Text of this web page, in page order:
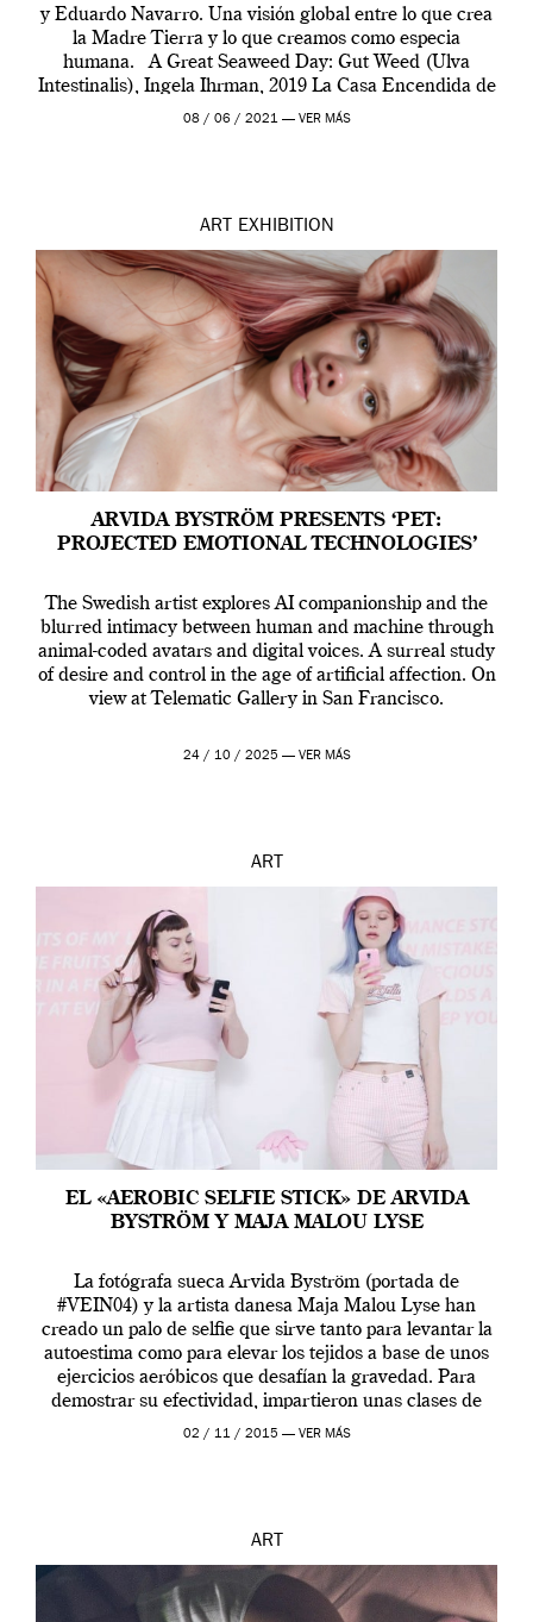
y Eduardo Navarro. Una visión global entre lo que crea
la Madre Tierra y lo que creamos como especia
humana. A Great Seaweed Day: Gut Weed (Ulva
Intestinalis), Ingela Ihrman, 2019 La Casa Encendida de
Madrid y la Wellcome […]
08 / 06 / 2021 — VER MÁS
ART EXHIBITION
ARVIDA BYSTRÖM PRESENTS ‘PET:
PROJECTED EMOTIONAL TECHNOLOGIES’
The Swedish artist explores AI companionship and the
blurred intimacy between human and machine through
animal-coded avatars and digital voices. A surreal study
of desire and control in the age of artificial affection. On
view at Telematic Gallery in San Francisco.
24 / 10 / 2025 — VER MÁS
ART
EL «AEROBIC SELFIE STICK» DE ARVIDA
BYSTRÖM Y MAJA MALOU LYSE
La fotógrafa sueca Arvida Byström (portada de
#VEIN04) y la artista danesa Maja Malou Lyse han
creado un palo de selfie que sirve tanto para levantar la
autoestima como para elevar los tejidos a base de unos
ejercicios aeróbicos que desafían la gravedad. Para
demostrar su efectividad, impartieron unas clases de
prueba en el Tate […]
02 / 11 / 2015 — VER MÁS
ART